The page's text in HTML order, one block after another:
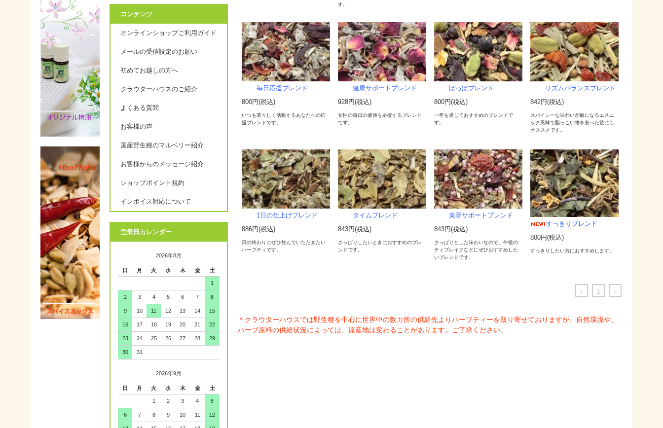
す。
毎日応援ブレンド
800円(税込)
いつも若々しく活動するあなたへの応
援ブレンドです。
健康サポートブレンド
928円(税込)
女性の毎日の健康を応援するブレンド
です。
ぽっぽブレンド
800円(税込)
一年を通じておすすめのブレンドで
す。
リズムバランスブレンド
842円(税込)
スパイシーな味わいが癖になるエスニ
ック風味で脂っこい物を食べた後にも
オススメです。
1日の仕上げブレンド
886円(税込)
日の終わりにぜひ飲んでいただきたい
ハーブティです。
タイムブレンド
843円(税込)
さっぱりしたいときにおすすめのブレ
ンドです。
美容サポートブレンド
843円(税込)
さっぱりとした味わいなので、午後の
ティブレイクなどにぜひおすすめした
いブレンドです。
すっきりブレンド
800円(税込)
すっきりしたい方におすすめします。
< 1 >
＊クラウターハウスでは野生種を中心に世界中の数カ所の供給先よりハーブティーを取り寄せておりますが、自然環境や、
ハーブ原料の供給状況によっては、原産地は変わることがあります。ご了承ください。
コンテンツ
オンラインショップご利用ガイド
メールの受信設定のお願い
初めてお越しの方へ
クラウターハウスのご紹介
よくある質問
お客様の声
国産野生種のマルベリー紹介
お客様からのメッセージ紹介
ショップポイント規約
インボイス対応について
営業日カレンダー
2026年8月
日 月 火 水 木 金 土
1
2 3 4 5 6 7 8
9 10 11 12 13 14 15
16 17 18 19 20 21 22
23 24 25 26 27 28 29
30 31
2026年9月
日 月 火 水 木 金 土
1 2 3 4 5
6 7 8 9 10 11 12